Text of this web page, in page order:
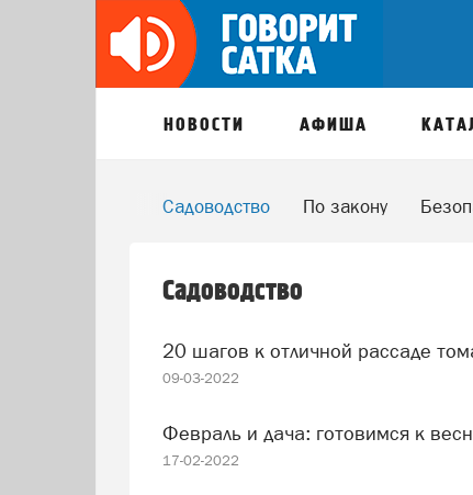
НОВОСТИ АФИША
Садоводство По закону
Садоводство
20 шагов к отличной рассаде
09-03-2022
Февраль и дача: готовимся к
17-02-2022